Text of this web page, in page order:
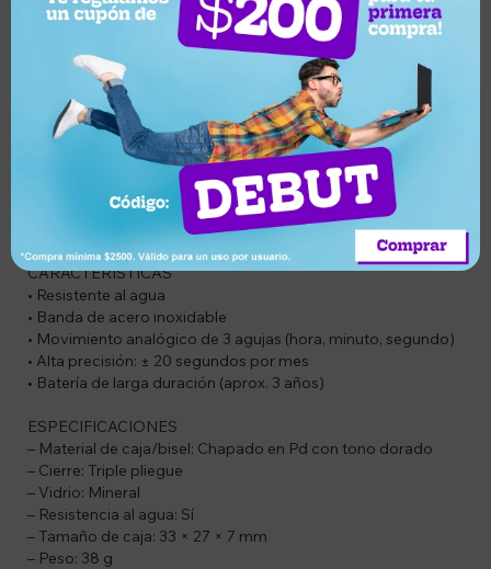
Descripción
CODIGO: SIR1128A7BRDF
DESCRIPCION
Reloj de diseño elegante y fabricación artesanal, acabado a
mano por maestros relojeros que cuidan cada detalle para
asegurar calidad y durabilidad. Su resistencia al agua y su
banda de acero inoxidable lo convierten en un accesorio
versátil, ideal para uso diario y ocasiones especiales.
CARACTERISTICAS
• Resistente al agua
• Banda de acero inoxidable
• Movimiento analógico de 3 agujas (hora, minuto, segundo)
• Alta precisión: ± 20 segundos por mes
• Batería de larga duración (aprox. 3 años)
ESPECIFICACIONES
– Material de caja/bisel: Chapado en Pd con tono dorado
– Cierre: Triple pliegue
– Vidrio: Mineral
– Resistencia al agua: Sí
– Tamaño de caja: 33 × 27 × 7 mm
– Peso: 38 g